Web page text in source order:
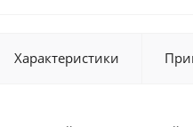
Характеристики